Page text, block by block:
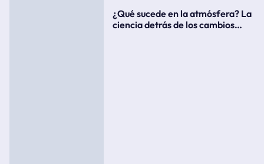
¿Qué sucede en la atmósfera? La
ciencia detrás de los cambios